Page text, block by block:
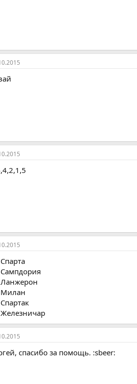
Милан
спасибо за помощь. :sbeer: